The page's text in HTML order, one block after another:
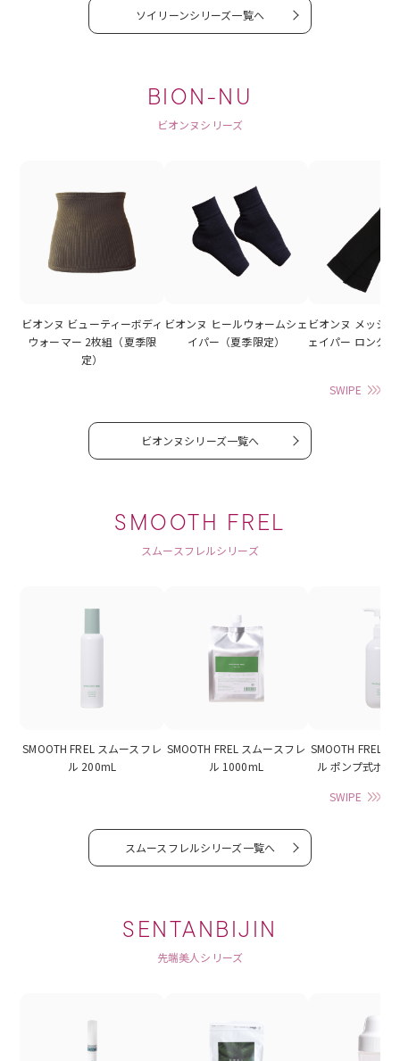
ソイリーンシリーズ一覧へ
BION-NU
ビオンヌシリーズ
ビオンヌ ビューティーボディ
ウォーマー 2枚組（夏季限
定）
ビオンヌ ヒールウォームシェ
イパー（夏季限定）
ビオンヌ メッシ
ェイパー ロング
SWIPE
ビオンヌシリーズ一覧へ
SMOOTH FREL
スムースフレルシリーズ
SMOOTH FREL スムースフレ
ル 200mL
SMOOTH FREL スムースフレ
ル 1000mL
SMOOTH FREL
ル ポンプ式ボト
SWIPE
スムースフレルシリーズ一覧へ
SENTANBIJIN
先端美人シリーズ